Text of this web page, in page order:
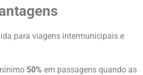
para viagens intermunicipais e
50% em passagens quando as